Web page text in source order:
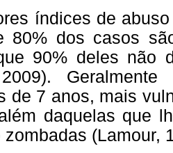
índices de
80% dos casos
90% deles não
de 7 anos, mais
daquelas que
zombadas (Lamour,